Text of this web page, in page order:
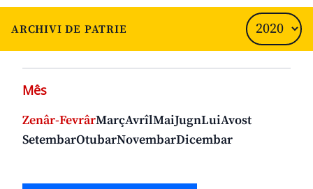
ARCHIVI DE PATRIE
Mês
Zenâr-FevrârMarçAvrîlMaiJugnLuiAvost
SetembarOtubarNovembarDicembar